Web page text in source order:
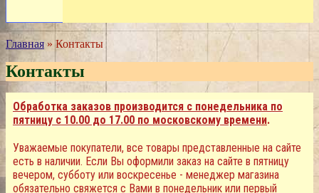
Главная » Контакты
Контакты
Обработка заказов производится с понедельника по
пятницу с 10.00 до 17.00 по московскому времени.
Уважаемые покупатели, все товары представленные на сайте
есть в наличии. Если Вы оформили заказ на сайте в пятницу
вечером, субботу или воскресенье - менеджер магазина
обязательно свяжется с Вами в понедельник или первый